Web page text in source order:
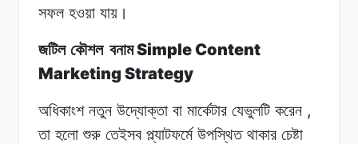
সফল হওয়া যায়।
জটিল কৌশল বনামSimple Content
Marketing Strategy
অধিকাংশ নতুন উদ্যোক্তা বা মার্কেটার যেভুলটি করেন ,
তা হলো শুরু তেইসব প্ল্যাটফর্মে উপস্থিত থাকার চেষ্টা